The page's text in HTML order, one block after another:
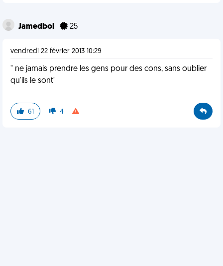
Jamedbol 25
vendredi 22 février 2013 10:29
" ne jamais prendre les gens pour des cons, sans oublier
qu'ils le sont"
61 4